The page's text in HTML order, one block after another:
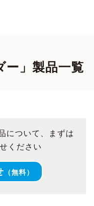
ー」製品一覧
について、まずは
ください
（無料）